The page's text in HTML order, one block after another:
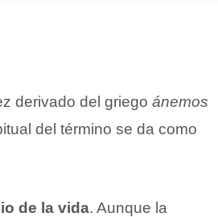
derivado del griego ánemos
del término se da como
de la vida. Aunque la